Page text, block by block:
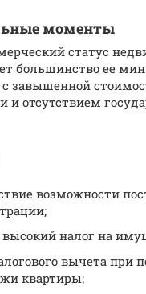
моменты
статус
большинство ее
завышенной
и отсутствием
возможности
высокий налог на
вычета при
квартиры;